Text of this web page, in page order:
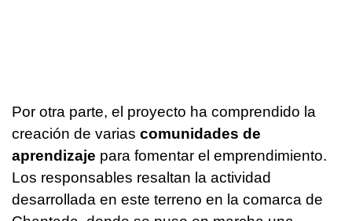
Por otra parte, el proyecto ha comprendido la
creación de varias comunidades de
aprendizaje para fomentar el emprendimiento.
Los responsables resaltan la actividad
desarrollada en este terreno en la comarca de